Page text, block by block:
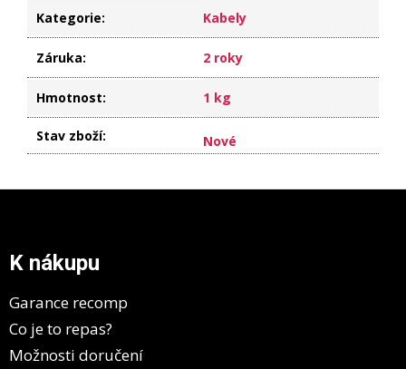
Kategorie: Kabely
Záruka: 2 roky
Hmotnost: 1 kg
Stav zboží: Nové
K nákupu
Garance recomp
Co je to repas?
Možnosti doručení